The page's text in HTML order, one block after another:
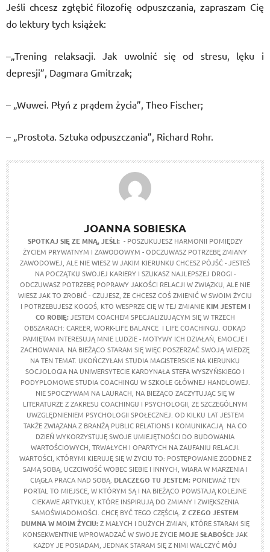
Jeśli chcesz zgłębić filozofię odpuszczania, zapraszam Cię
do lektury tych książek:
–„Trening relaksacji. Jak uwolnić się od stresu, lęku i
depresji”, Dagmara Gmitrzak;
– „Wuwei. Płyń z prądem życia”, Theo Fischer;
– „Prostota. Sztuka odpuszczania”, Richard Rohr.
JOANNA SOBIESKA
SPOTKAJ SIĘ ZE MNĄ, JEŚLI:- POSZUKUJESZ HARMONII POMIĘDZY
ŻYCIEM PRYWATNYM I ZAWODOWYM - ODCZUWASZ POTRZEBĘ ZMIANY
ZAWODOWEJ, ALE NIE WIESZ W JAKIM KIERUNKU CHCESZ PÓJŚĆ - JESTEŚ
NA POCZĄTKU SWOJEJ KARIERY I SZUKASZ NAJLEPSZEJ DROGI -
ODCZUWASZ POTRZEBĘ POPRAWY JAKOŚCI RELACJI W ZWIĄZKU, ALE NIE
WIESZ JAK TO ZROBIĆ - CZUJESZ, ŻE CHCESZ COŚ ZMIENIĆ W SWOIM ŻYCIU
I POTRZEBUJESZ KOGOŚ, KTO WESPRZE CIĘ W TEJ ZMIANIE KIM JESTEM I
CO ROBIĘ:JESTEM COACHEM SPECJALIZUJĄCYM SIĘ W TRZECH
OBSZARACH: CAREER, WORK-LIFE BALANCE I LIFE COACHINGU. ODKĄD
PAMIĘTAM INTERESUJĄ MNIE LUDZIE - MOTYWY ICH DZIAŁAŃ, EMOCJE I
ZACHOWANIA. NA BIEŻĄCO STARAM SIĘ WIĘC POSZERZAĆ SWOJĄ WIEDZĘ
NA TEN TEMAT. UKOŃCZYŁAM STUDIA MAGISTERSKIE NA KIERUNKU
SOCJOLOGIA NA UNIWERSYTECIE KARDYNAŁA STEFA WYSZYŃSKIEGO I
PODYPLOMOWE STUDIA COACHINGU W SZKOLE GŁÓWNEJ HANDLOWEJ.
NIE SPOCZYWAM NA LAURACH, NA BIEŻĄCO ZACZYTUJĄC SIĘ W
LITERATURZE Z ZAKRESU COACHINGU I PSYCHOLOGII, ZE SZCZEGÓLNYM
UWZGLĘDNIENIEM PSYCHOLOGII SPOŁECZNEJ. OD KILKU LAT JESTEM
TAKŻE ZWIĄZANA Z BRANŻĄ PUBLIC RELATIONS I KOMUNIKACJĄ. NA CO
DZIEŃ WYKORZYSTUJĘ SWOJE UMIEJĘTNOŚCI DO BUDOWANIA
WARTOŚCIOWYCH, TRWAŁYCH I OPARTYCH NA ZAUFANIU RELACJI.
WARTOŚCI, KTÓRYMI KIERUJĘ SIĘ W ŻYCIU TO: POSTĘPOWANIE ZGODNE Z
SAMĄ SOBĄ, UCZCIWOŚĆ WOBEC SIEBIE I INNYCH, WIARA W MARZENIA I
CIĄGŁA PRACA NAD SOBĄ. DLACZEGO TU JESTEM: PONIEWAŻ TEN
PORTAL TO MIEJSCE, W KTÓRYM SĄ I NA BIEŻĄCO POWSTAJĄ KOLEJNE
CIEKAWE ARTYKUŁY, KTÓRE INSPIRUJĄ DO ZMIANY I ZWIĘKSZENIA
SAMOŚWIADOMOŚCI. CHCĘ BYĆ TEGO CZĘŚCIĄ. Z CZEGO JESTEM
DUMNA W MOIM ŻYCIU:Z MAŁYCH I DUŻYCH ZMIAN, KTÓRE STARAM SIĘ
KONSEKWENTNIE WPROWADZAĆ W SWOJE ŻYCIEMOJE SŁABOŚCI:JAK
KAŻDY JE POSIADAM, JEDNAK STARAM SIĘ Z NIMI WALCZYĆMÓJ